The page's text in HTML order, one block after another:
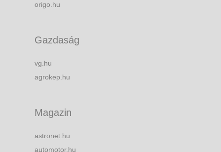
origo.hu
Gazdaság
vg.hu
agrokep.hu
Magazin
astronet.hu
automotor.hu